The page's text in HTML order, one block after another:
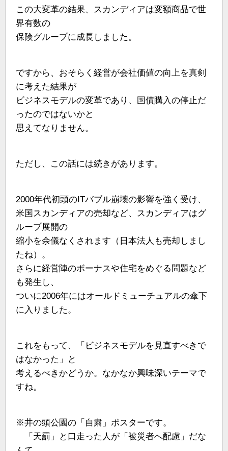
この大変革の結果、スカンディアは変額商品で世
界有数の
保険グループに成長しました。
ですから、おそらく経営が会社価値の向上を真剣
に考えた結果が
ビジネスモデルの変革であり、国債購入の停止だ
ったのではないかと
思えてなりません。
ただし、この話には続きがあります。
2000年代初頭のITバブル崩壊の影響を強く受け、
米国スカンディアの売却など、スカンディアはグ
ループ展開の
縮小を余儀なくされます（日本法人も売却しまし
たね）。
さらに経営陣のボーナスや住宅をめぐる問題など
も発生し、
ついに2006年にはオールドミューチュアルの傘下
に入りました。
これをもって、「ビジネスモデルを見直すべきで
はなかった」と
考えるべきかどうか。なかなか興味深いテーマで
すね。
※井の頭公園の「自粛」ポスターです。
「天罰」と口走った人が「被災者へ配慮」だな